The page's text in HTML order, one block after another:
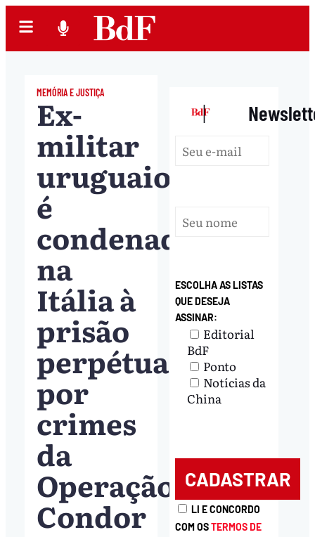
MEMÓRIA E JUSTIÇA
Ex-
militar
uruguaio
é
condenado
na
Itália à
prisão
perpétua
por
crimes
da
Operação
Condor
|
ESCOLHA AS LISTAS
QUE DESEJA
ASSINAR:
Editorial
BdF
Ponto
Notícias da
China
LI E CONCORDO
COM OSTERMOS DE